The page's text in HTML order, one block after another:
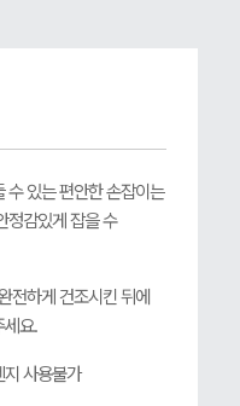
수 있는 편안한 손잡이는
정감있게 잡을 수
전하게 건조시킨 뒤에
세요.
사용불가